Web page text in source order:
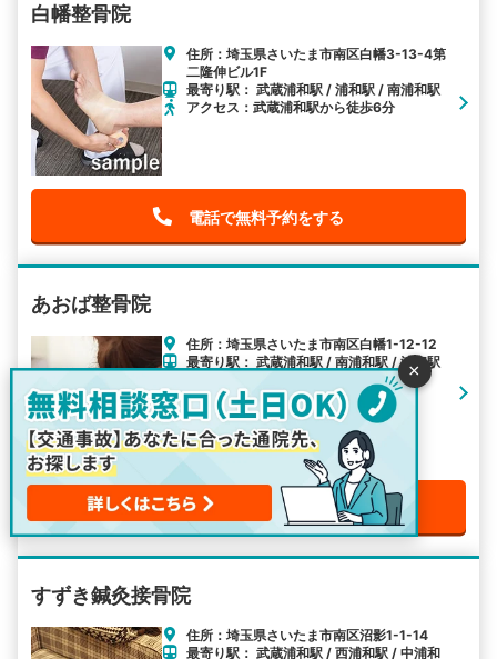
白幡整骨院
住所：埼玉県さいたま市南区白幡3-13-4第
二隆伸ビル1F
最寄り駅： 武蔵浦和駅 / 浦和駅 / 南浦和駅
アクセス：武蔵浦和駅から徒歩6分
電話で無料予約をする
あおば整骨院
住所：埼玉県さいたま市南区白幡1-12-12
最寄り駅： 武蔵浦和駅 / 南浦和駅 / 浦和駅
アクセス：武蔵浦和駅から徒歩10分
電話で無料予約をする
すずき鍼灸接骨院
住所：埼玉県さいたま市南区沼影1-1-14
最寄り駅： 武蔵浦和駅 / 西浦和駅 / 中浦和
×